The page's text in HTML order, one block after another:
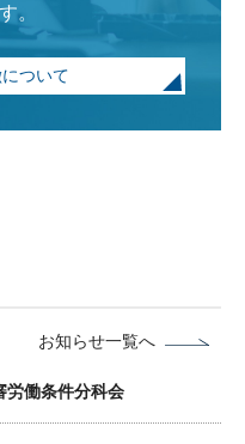
。
ついて
お知らせ一覧へ
働条件分科会